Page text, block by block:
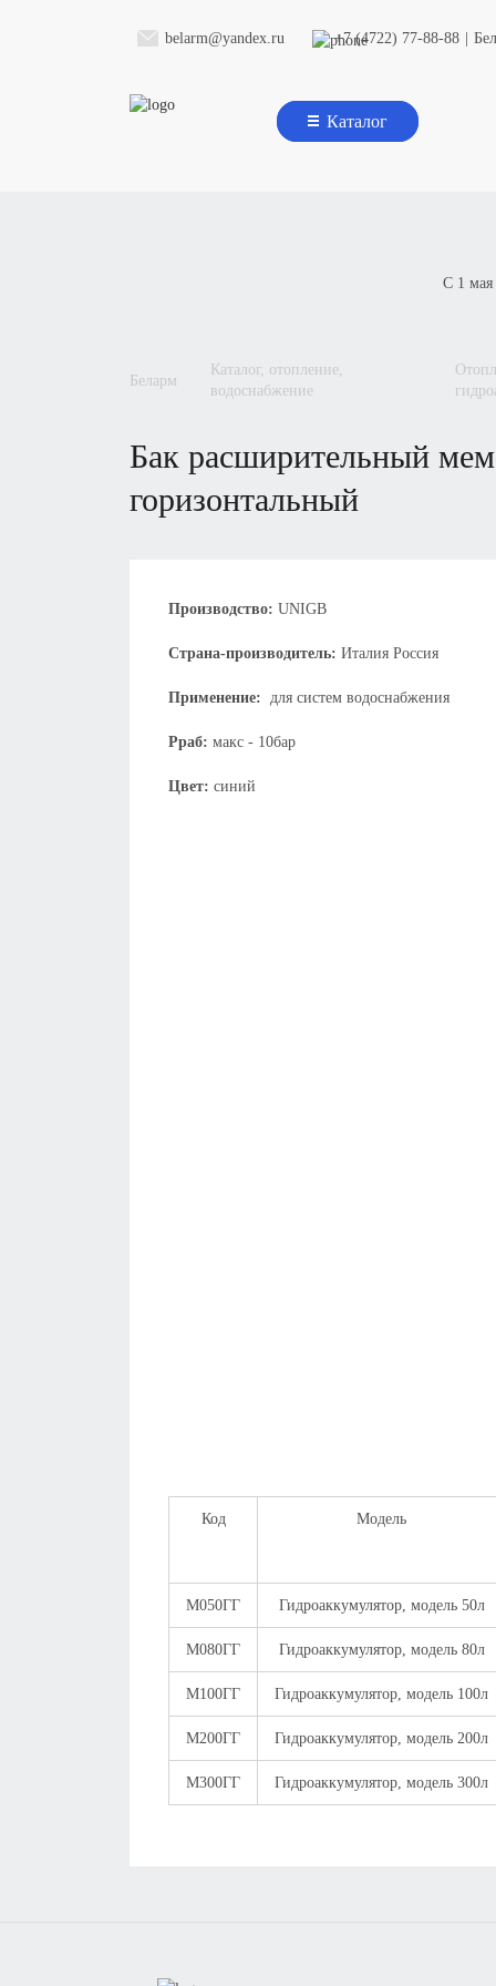
belarm@yandex.ru +7 (4722) 77-88-88
Каталог
С 1 мая
беларм
каталог, отопление,
водоснабжение
отопление, водоснабжение, баки расширительные,
бак расширительный мембранный со сменной мембраной,
горизонтальный
Производство: UNIGB
Страна-производитель: Италия Россия
Применение: для систем водоснабжения
Рраб: макс - 10бар
Цвет: синий
Код Модель
М050ГГ Гидроаккумулятор, модель 50л
М080ГГ Гидроаккумулятор, модель 80л
М100ГГ Гидроаккумулятор, модель 100л
М200ГГ Гидроаккумулятор, модель 200л
М300ГГ Гидроаккумулятор, модель 300л